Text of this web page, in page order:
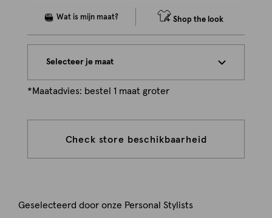
Shop the look
Selecteer je maat
*Maatadvies: bestel 1 maat groter
Check store beschikbaarheid
Geselecteerd door onze Personal Stylists